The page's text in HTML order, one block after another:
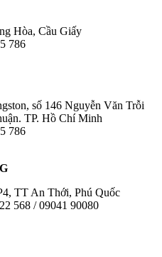
Hòa, Cầu Giấy
786
số 146 Nguyễn Văn Trỗi
TP. Hồ Chí Minh
786
TT An Thới, Phú Quốc
568 / 09041 90080